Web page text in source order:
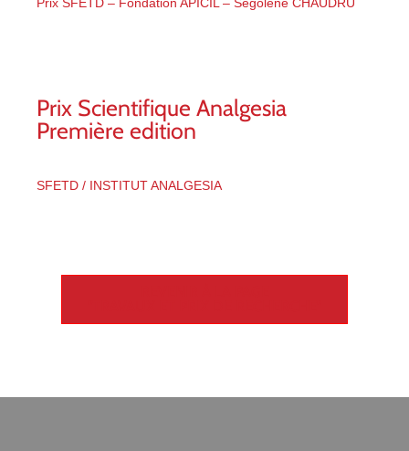
Prix SFETD – Fondation APICIL – Ségolène CHAUDRU
Prix Scientifique Analgesia
Première edition
SFETD / INSTITUT ANALGESIA